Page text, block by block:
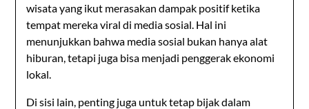
wisata yang ikut merasakan dampak positif ketika
tempat mereka viral di media sosial. Hal ini
menunjukkan bahwa media sosial bukan hanya alat
hiburan, tetapi juga bisa menjadi penggerak ekonomi
lokal.
Di sisi lain, penting juga untuk tetap bijak dalam